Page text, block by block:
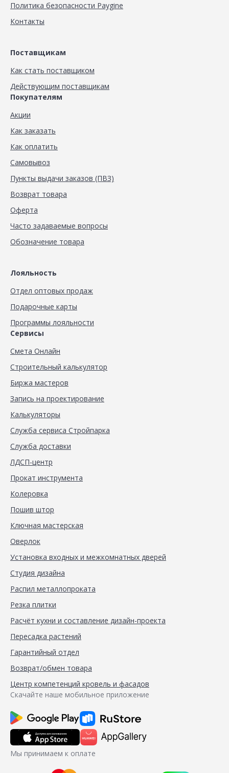
Политика безопасности Paygine
Контакты
Поставщикам
Как стать поставщиком
Действующим поставщикам
Покупателям
Акции
Как заказать
Как оплатить
Самовывоз
Пункты выдачи заказов (ПВЗ)
Возврат товара
Оферта
Часто задаваемые вопросы
Обозначение товара
Лояльность
Отдел оптовых продаж
Подарочные карты
Программы лояльности
Сервисы
Смета Онлайн
Строительный калькулятор
Биржа мастеров
Запись на проектирование
Калькуляторы
Служба сервиса Стройпарка
Служба доставки
ЛДСП-центр
Прокат инструмента
Колеровка
Пошив штор
Ключная мастерская
Оверлок
Установка входных и межкомнатных дверей
Студия дизайна
Распил металлопроката
Резка плитки
Расчёт кухни и составление дизайн-проекта
Пересадка растений
Гарантийный отдел
Возврат/обмен товара
Центр компетенций кровель и фасадов
Скачайте наше мобильное приложение
Мы принимаем к оплате